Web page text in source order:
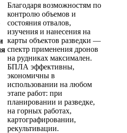
Благодаря возможностям по
контролю объемов и
состояния отвалов,
изучения и нанесения на
карты объектов разведки —
спектр применения дронов
на рудниках максимален.
БПЛА эффективны,
экономичны в
использовании на любом
этапе работ: при
планировании и разведке,
на горных работах,
картографировании,
рекультивации.